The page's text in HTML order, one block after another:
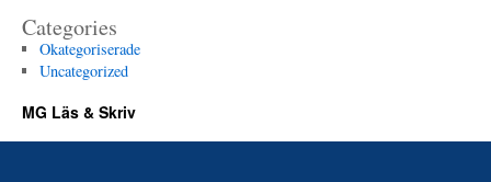
Categories
Okategoriserade
Uncategorized
MG Läs & Skriv